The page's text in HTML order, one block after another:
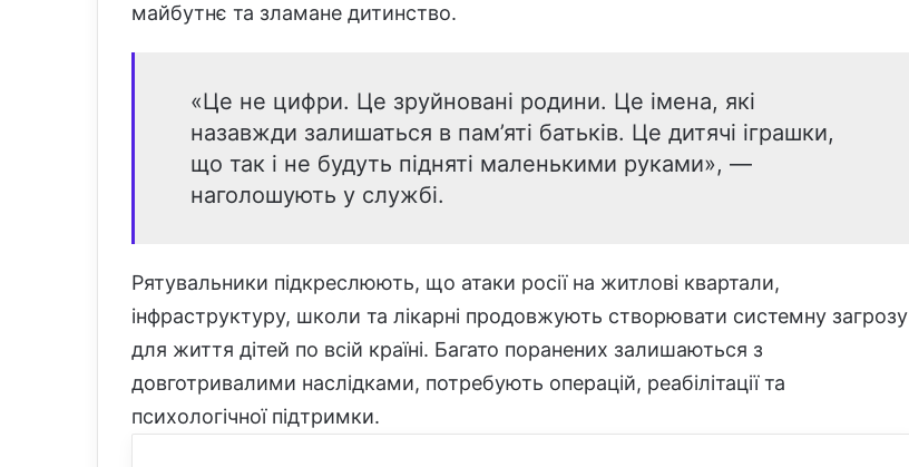
майбутнє та зламане дитинство.
«Це не цифри. Це зруйновані родини. Це імена, які
назавжди залишаться в пам’яті батьків. Це дитячі іграшки,
що так і не будуть підняті маленькими руками», —
наголошують у службі.
Рятувальники підкреслюють, що атаки росії на житлові квартали,
інфраструктуру, школи та лікарні продовжують створювати системну загрозу
для життя дітей по всій країні. Багато поранених залишаються з
довготривалими наслідками, потребують операцій, реабілітації та
психологічної підтримки.